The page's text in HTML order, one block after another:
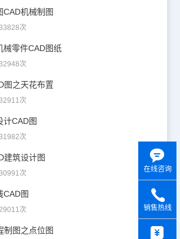
CAD机械制图
次
械零件CAD图纸
次
图之天花布置
次
计CAD图
次
建筑设计图
次
CAD图
次
制图之点位图
在线咨询
销售热线